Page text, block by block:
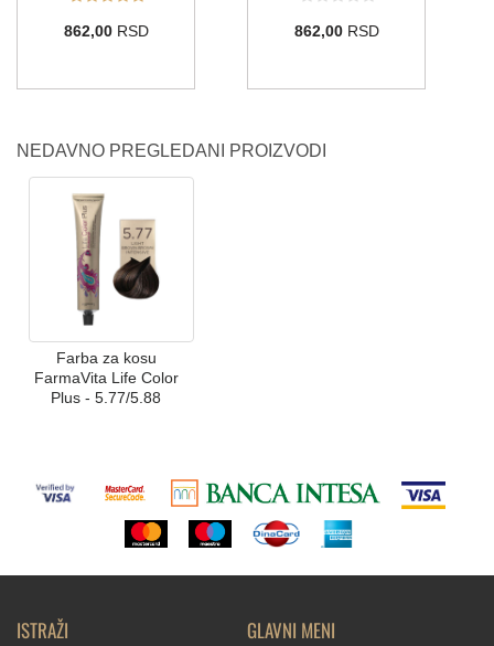
862,00RSD 862,00RSD
NEDAVNO PREGLEDANI PROIZVODI
Farba za kosu
FarmaVita Life Color
Plus - 5.77/5.88
ISTRAŽI GLAVNI MENI